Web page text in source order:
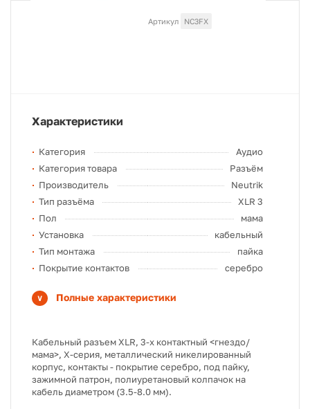
Артикул NC3FX
Характеристики
Категория
Аудио
Категория товара
Разъём
Производитель
Neutrik
Тип разъёма
XLR 3
Пол
мама
Установка
кабельный
Тип монтажа
пайка
Покрытие контактов
серебро
Полные характеристики
Кабельный разъем XLR, 3-х контактный <гнездо/
мама>, X-серия, металлический никелированный
корпус, контакты - покрытие серебро, под пайку,
зажимной патрон, полиуретановый колпачок на
кабель диаметром (3.5-8.0 мм).